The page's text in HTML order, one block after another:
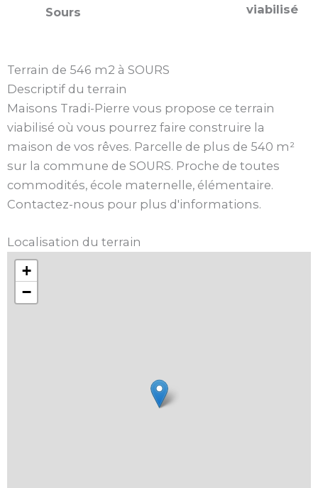
Sours
viabilisé
Terrain de 546 m2 à SOURS
Descriptif du terrain
Maisons Tradi-Pierre vous propose ce terrain
viabilisé où vous pourrez faire construire la
maison de vos rêves. Parcelle de plus de 540 m²
sur la commune de SOURS. Proche de toutes
commodités, école maternelle, élémentaire.
Contactez-nous pour plus d'informations.
Localisation du terrain
+
−